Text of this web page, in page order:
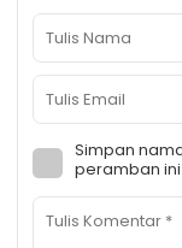
Simpan
peramban